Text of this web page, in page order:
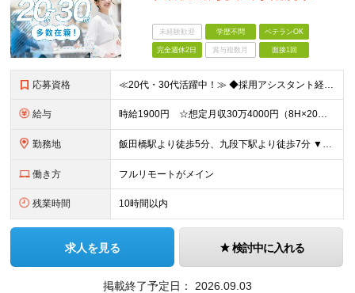
未経験歓迎 学歴不問 ベテランOK
完全週休2日 賞与複数月 面接1回
応募資格 ≪20代・30代活躍中！≫ ◆採用アシスタント経験または営業事務経験 ◆リモート勤務経験 ※ブランクがある方やこれまでのご経験に自信がない方も、まずはお気軽にご応募ください！ ※ご経歴をなるべく詳細
給与 時給1900円 ☆想定月収30万4000円（8H×20日） ※交通費全額支給 ※在宅日数に応じて、在宅勤務手当あり
勤務地 飯田橋駅より徒歩5分、九段下駅より徒歩7分 ▼服装：私服 ▼働き方：在宅勤務 ※初日からリモート勤務可能 ▼受動喫煙対策：屋内禁煙
働き方 フルリモートがメイン
残業時間 10時間以内
求人を見る 検討中に入れる
掲載終了予定日： 2026.09.03